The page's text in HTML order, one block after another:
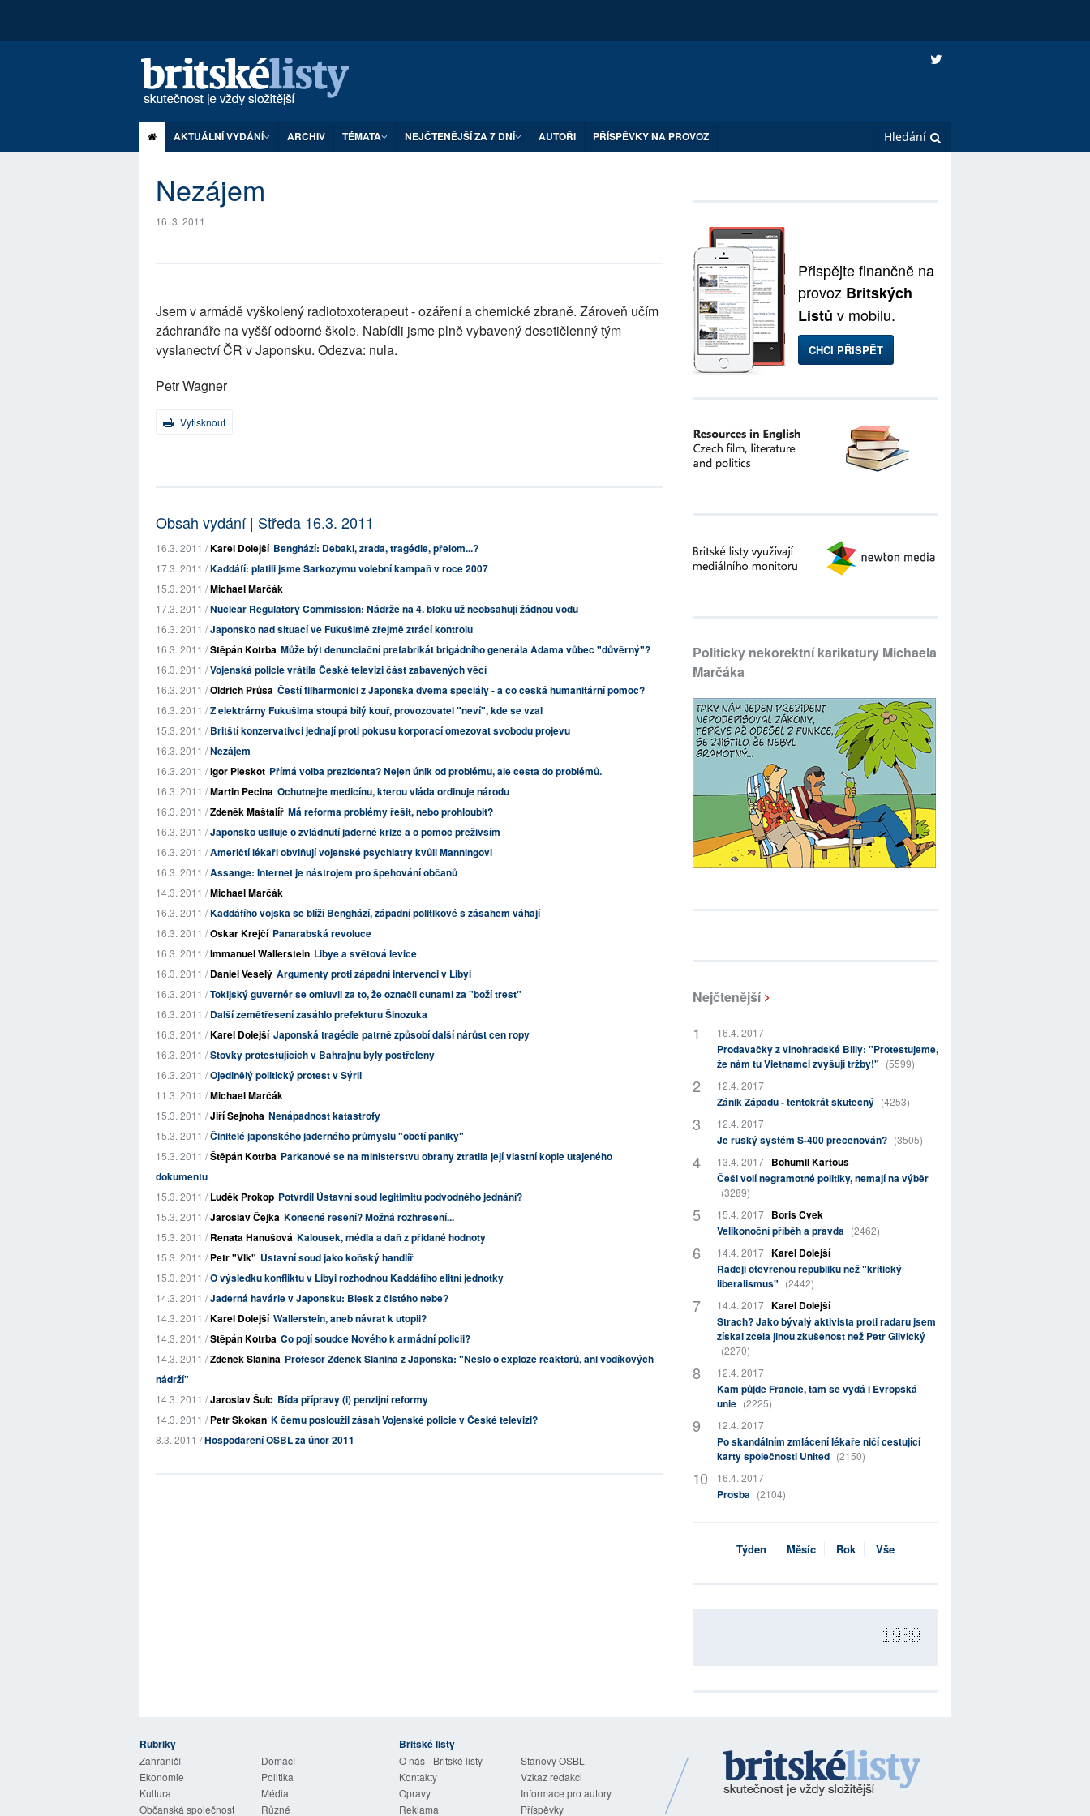
AKTUÁLNÍ VYDÁNÍ ARCHIV TÉMATA NEJČTENĚJŠÍ ZA 7 DNÍ AUTOŘI PŘÍSPĚVKY NA PROVOZ
Nezájem
16. 3. 2011
Jsem v armádě vyškolený radiotoxoterapeut - ozáření a chemické zbraně. Zároveň učím
záchranáře na vyšší odborné škole. Nabídli jsme plně vybavený desetičlenný tým
vyslanectví ČR v Japonsku. Odezva: nula.
Petr Wagner
Vytisknout
Obsah vydání | Středa 16.3. 2011
16.3. 2011 /Karel Dolejší Benghází: Debakl, zrada, tragédie, přelom...?
17.3. 2011 /Kaddáfí: platili jsme Sarkozymu volební kampaň v roce 2007
15.3. 2011 /Michael Marčák
17.3. 2011 /Nuclear Regulatory Commission: Nádrže na 4. bloku už neobsahují žádnou vodu
16.3. 2011 /Japonsko nad situací ve Fukušimě zřejmě ztrácí kontrolu
16.3. 2011 /Štěpán Kotrba Může být denunciační prefabrikát brigádního generála Adama vůbec "důvěrný"?
16.3. 2011 /Vojenská policie vrátila České televizi část zabavených věcí
16.3. 2011 /Oldřich Průša Čeští filharmonici z Japonska dvěma speciály - a co česká humanitární pomoc?
16.3. 2011 /Z elektrárny Fukušima stoupá bílý kouř, provozovatel "neví", kde se vzal
15.3. 2011 /Britští konzervativci jednají proti pokusu korporací omezovat svobodu projevu
16.3. 2011 /Nezájem
16.3. 2011 /Igor Pleskot Přímá volba prezidenta? Nejen únik od problému, ale cesta do problémů.
16.3. 2011 /Martin Pecina Ochutnejte medicínu, kterou vláda ordinuje národu
16.3. 2011 /Zdeněk Maštalíř Má reforma problémy řešit, nebo prohloubit?
16.3. 2011 /Japonsko usiluje o zvládnutí jaderné krize a o pomoc přeživším
16.3. 2011 /Američtí lékaři obviňují vojenské psychiatry kvůli Manningovi
16.3. 2011 /Assange: Internet je nástrojem pro špehování občanů
14.3. 2011 /Michael Marčák
16.3. 2011 /Kaddáfího vojska se blíží Benghází, západní politikové s zásahem váhají
16.3. 2011 /Oskar Krejčí Panarabská revoluce
16.3. 2011 /Immanuel Wallerstein Libye a světová levice
16.3. 2011 /Daniel Veselý Argumenty proti západní intervenci v Libyi
16.3. 2011 /Tokijský guvernér se omluvil za to, že označil cunami za "boží trest"
16.3. 2011 /Další zemětřesení zasáhlo prefekturu Šinozuka
16.3. 2011 /Karel Dolejší Japonská tragédie patrně způsobí další nárůst cen ropy
16.3. 2011 /Stovky protestujících v Bahrajnu byly postřeleny
16.3. 2011 /Ojedinělý politický protest v Sýrii
11.3. 2011 /Michael Marčák
15.3. 2011 /Jiří Šejnoha Nenápadnost katastrofy
15.3. 2011 /Činitelé japonského jaderného průmyslu "obětí paniky"
15.3. 2011 /Štěpán Kotrba Parkanové se na ministerstvu obrany ztratila její vlastní kopie utajeného
dokumentu
15.3. 2011 /Luděk Prokop Potvrdil Ústavní soud legitimitu podvodného jednání?
15.3. 2011 /Jaroslav Čejka Konečné řešení? Možná rozhřešení...
15.3. 2011 /Renata Hanušová Kalousek, média a daň z přidané hodnoty
15.3. 2011 /Petr "Vlk" Ústavní soud jako koňský handlíř
15.3. 2011 /O výsledku konfliktu v Libyi rozhodnou Kaddáfího elitní jednotky
14.3. 2011 /Jaderná havárie v Japonsku: Blesk z čistého nebe?
14.3. 2011 /Karel Dolejší Wallerstein, aneb návrat k utopii?
14.3. 2011 /Štěpán Kotrba Co pojí soudce Nového k armádní policii?
14.3. 2011 /Zdeněk Slanina Profesor Zdeněk Slanina z Japonska: "Nešlo o exploze reaktorů, ani vodíkových
nádrží"
14.3. 2011 /Jaroslav Šulc Bída přípravy (i) penzijní reformy
14.3. 2011 /Petr Skokan K čemu posloužil zásah Vojenské policie v České televizi?
8.3. 2011 /Hospodaření OSBL za únor 2011
Přispějte finančně na
provoz Britských
Listů v mobilu.
CHCI PŘISPĚT
Politicky nekorektní karikatury Michaela
Marčáka
Nejčtenější
16.4. 2017
Prodavačky z vinohradské Billy: "Protestujeme,
že nám tu Vietnamci zvyšují tržby!" (5599)
12.4. 2017
Zánik Západu - tentokrát skutečný (4253)
12.4. 2017
Je ruský systém S-400 přeceňován? (3505)
13.4. 2017
Bohumil Kartous
Češi volí negramotné politiky, nemají na výběr
(3289)
15.4. 2017
Boris Cvek
Velikonoční příběh a pravda (2462)
14.4. 2017 Karel Dolejší
Raději otevřenou republiku než "kritický
liberalismus" (2442)
14.4. 2017 Karel Dolejší
Strach? Jako bývalý aktivista proti radaru jsem
získal zcela jinou zkušenost než Petr Glivický
(2270)
12.4. 2017
Kam půjde Francie, tam se vydá i Evropská
unie (2225)
12.4. 2017
Po skandálním zmlácení lékaře ničí cestující
karty společnosti United (2150)
16.4. 2017
Prosba (2104)
Týden Měsíc Rok Vše
1939
Rubriky
Zahraničí
Domácí
Ekonomie
Politika
Kultura
Média
Občanská společnost
Různé
Britské listy
O nás - Britské listy
Stanovy OSBL
Kontakty
Vzkaz redakci
Opravy
Informace pro autory
Reklama
Příspěvky